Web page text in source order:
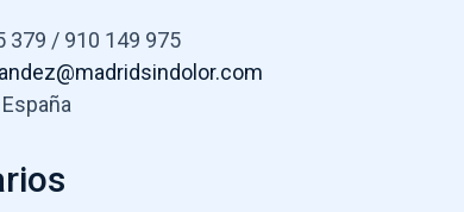
379 / 910 149 975